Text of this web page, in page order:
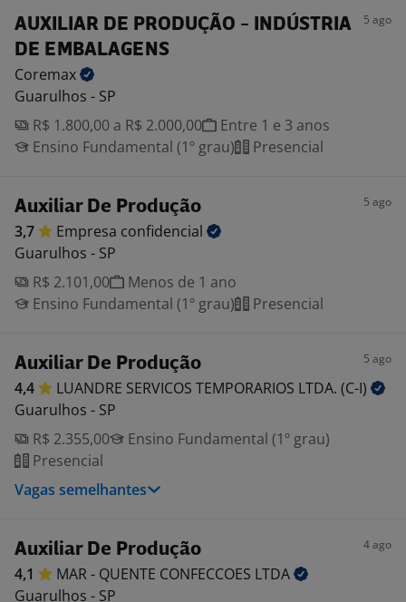
AUXILIAR DE PRODUÇÃO - INDÚSTRIA
DE EMBALAGENS
5 ago
Coremax
Guarulhos - SP
R$ 1.800,00 a R$ 2.000,00
Entre 1 e 3 anos
Ensino Fundamental (1º grau)
Presencial
Auxiliar De Produção 5 ago
3,7 Empresa confidencial
Guarulhos - SP
R$ 2.101,00
Menos de 1 ano
Ensino Fundamental (1º grau)
Presencial
Auxiliar De Produção 5 ago
4,4 LUANDRE SERVICOS TEMPORARIOS LTDA. (C-I)
Guarulhos - SP
R$ 2.355,00
Ensino Fundamental (1º grau)
Presencial
Vagas semelhantes
Auxiliar De Produção 4 ago
4,1 MAR - QUENTE CONFECCOES LTDA
Guarulhos - SP